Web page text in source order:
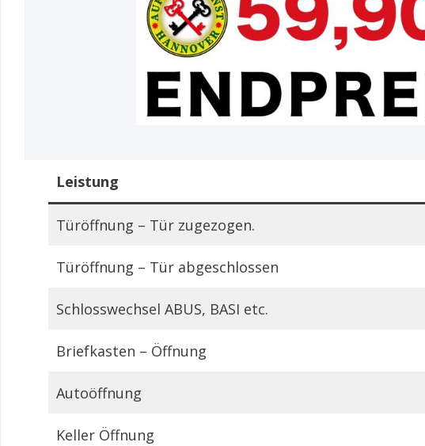
Leistung
Türöffnung – Tür zugezogen.
Türöffnung – Tür abgeschlossen
Schlosswechsel ABUS, BASI etc.
Briefkasten – Öffnung
Autoöffnung
Keller Öffnung